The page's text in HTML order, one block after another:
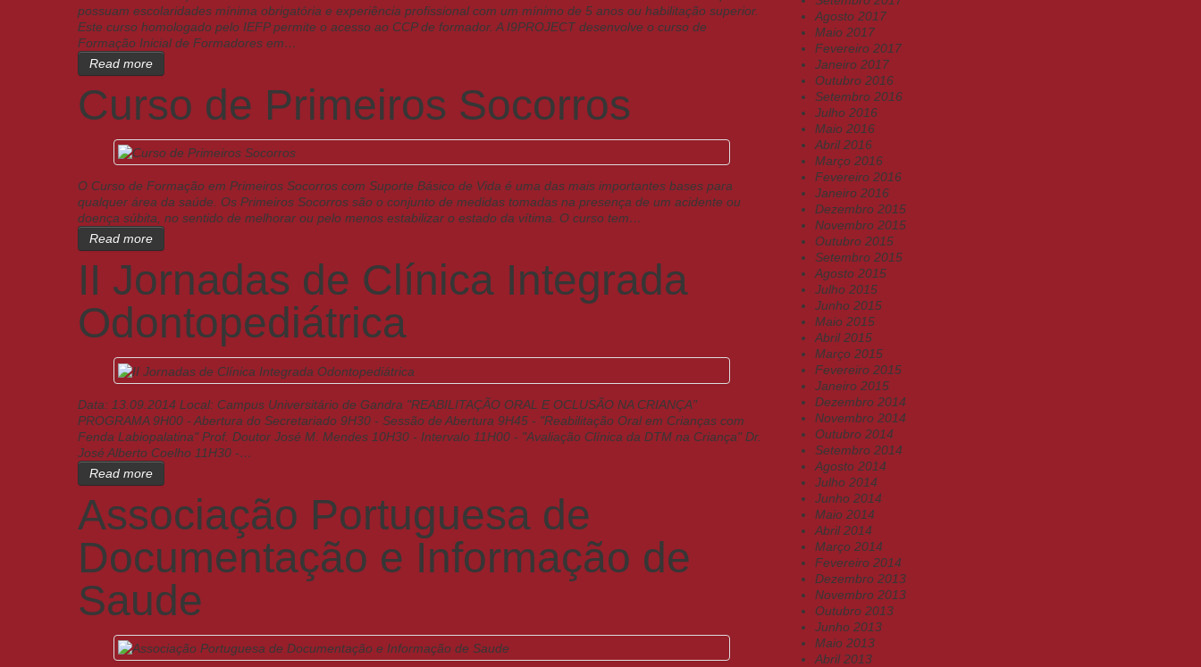
possuam escolaridades mínima obrigatória e experiência profissional com um mínimo de 5 anos ou habilitação superior.
Este curso homologado pelo IEFP permite o acesso ao CCP de formador. A I9PROJECT desenvolve o curso de
Formação Inicial de Formadores em…
Read more
Curso de Primeiros Socorros
O Curso de Formação em Primeiros Socorros com Suporte Básico de Vida é uma das mais importantes bases para
qualquer área da saúde. Os Primeiros Socorros são o conjunto de medidas tomadas na presença de um acidente ou
doença súbita, no sentido de melhorar ou pelo menos estabilizar o estado da vítima. O curso tem…
Read more
II Jornadas de Clínica Integrada
Odontopediátrica
Data: 13.09.2014 Local: Campus Universitário de Gandra "REABILITAÇÃO ORAL E OCLUSÃO NA CRIANÇA"
PROGRAMA 9H00 - Abertura do Secretariado 9H30 - Sessão de Abertura 9H45 - "Reabilitação Oral em Crianças com
Fenda Labiopalatina" Prof. Doutor José M. Mendes 10H30 - Intervalo 11H00 - "Avaliação Clínica da DTM na Criança" Dr.
José Alberto Coelho 11H30 -…
Read more
Associação Portuguesa de
Documentação e Informação de
Saude
Agosto 2017
Maio 2017
Fevereiro 2017
Janeiro 2017
Outubro 2016
Setembro 2016
Julho 2016
Maio 2016
Abril 2016
Março 2016
Fevereiro 2016
Janeiro 2016
Dezembro 2015
Novembro 2015
Outubro 2015
Setembro 2015
Agosto 2015
Julho 2015
Junho 2015
Maio 2015
Abril 2015
Março 2015
Fevereiro 2015
Janeiro 2015
Dezembro 2014
Novembro 2014
Outubro 2014
Setembro 2014
Agosto 2014
Julho 2014
Junho 2014
Maio 2014
Abril 2014
Março 2014
Fevereiro 2014
Dezembro 2013
Novembro 2013
Outubro 2013
Junho 2013
Maio 2013
Abril 2013